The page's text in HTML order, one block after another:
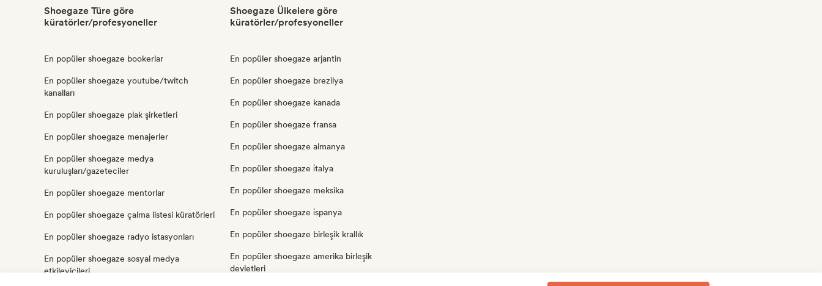
Shoegaze Türe göre
küratörler/profesyoneller
En popüler shoegaze bookerlar
En popüler shoegaze youtube/twitch
kanalları
En popüler shoegaze plak şirketleri
En popüler shoegaze menajerler
En popüler shoegaze medya
kuruluşları/gazeteciler
En popüler shoegaze mentorlar
En popüler shoegaze çalma listesi küratörleri
En popüler shoegaze radyo istasyonları
En popüler shoegaze sosyal medya
etkileyicileri
Shoegaze Ülkelere göre
küratörler/profesyoneller
En popüler shoegaze arjantin
En popüler shoegaze brezilya
En popüler shoegaze kanada
En popüler shoegaze fransa
En popüler shoegaze almanya
En popüler shoegaze i̇talya
En popüler shoegaze meksika
En popüler shoegaze i̇spanya
En popüler shoegaze birleşik krallık
En popüler shoegaze amerika birleşik
devletleri